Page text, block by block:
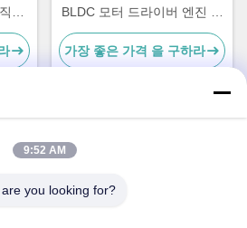
무
러
BLDC 모터 드라이버 엔진 컨
트롤러 15A 전류 PWM 조절
기 36V
가장 좋은 가격 을 구하라
9:52 AM
you looking for?